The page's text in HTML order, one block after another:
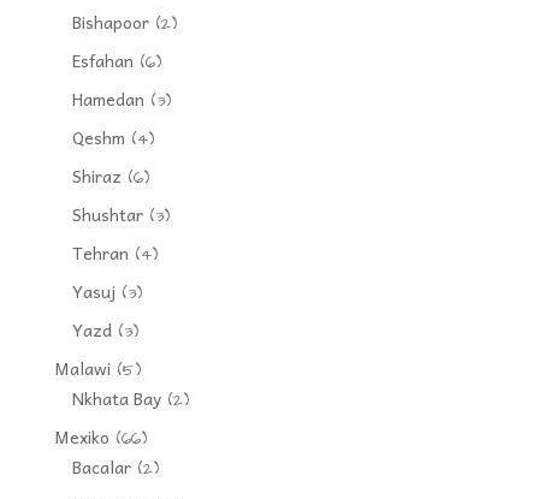
Bishapoor(2)
Esfahan (6)
Hamedan (3)
Qeshm (4)
Shiraz (6)
Shushtar(3)
Tehran (4)
Yasuj (3)
Yazd(3)
Malawi (5)
Nkhata Bay(2)
Mexiko (66)
Bacalar(2)